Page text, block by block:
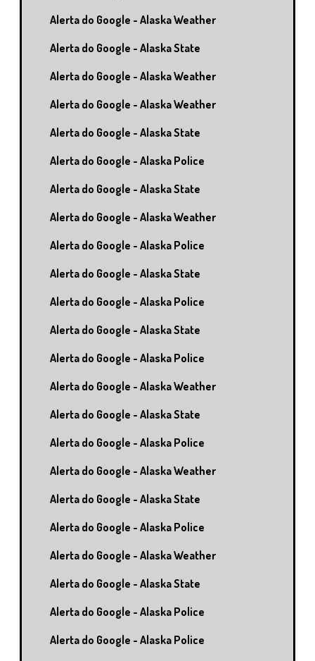
Alerta do Google - Alaska Weather
Alerta do Google - Alaska State
Alerta do Google - Alaska Weather
Alerta do Google - Alaska Weather
Alerta do Google - Alaska State
Alerta do Google - Alaska Police
Alerta do Google - Alaska State
Alerta do Google - Alaska Weather
Alerta do Google - Alaska Police
Alerta do Google - Alaska State
Alerta do Google - Alaska Police
Alerta do Google - Alaska State
Alerta do Google - Alaska Police
Alerta do Google - Alaska Weather
Alerta do Google - Alaska State
Alerta do Google - Alaska Police
Alerta do Google - Alaska Weather
Alerta do Google - Alaska State
Alerta do Google - Alaska Police
Alerta do Google - Alaska Weather
Alerta do Google - Alaska State
Alerta do Google - Alaska Police
Alerta do Google - Alaska Police